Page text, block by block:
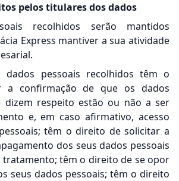
pelos titulares dos dados
recolhidos serão mantidos
Express mantiver a sua atividade
dados pessoais recolhidos têm o
a confirmação de que os dados
dizem respeito estão ou não a ser
e, em caso afirmativo, acesso
têm o direito de solicitar a
dos seus dados pessoais
têm o direito de se opor
seus dados pessoais; têm o direito